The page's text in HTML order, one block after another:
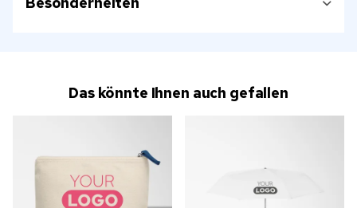
Das könnte Ihnen auch gefallen